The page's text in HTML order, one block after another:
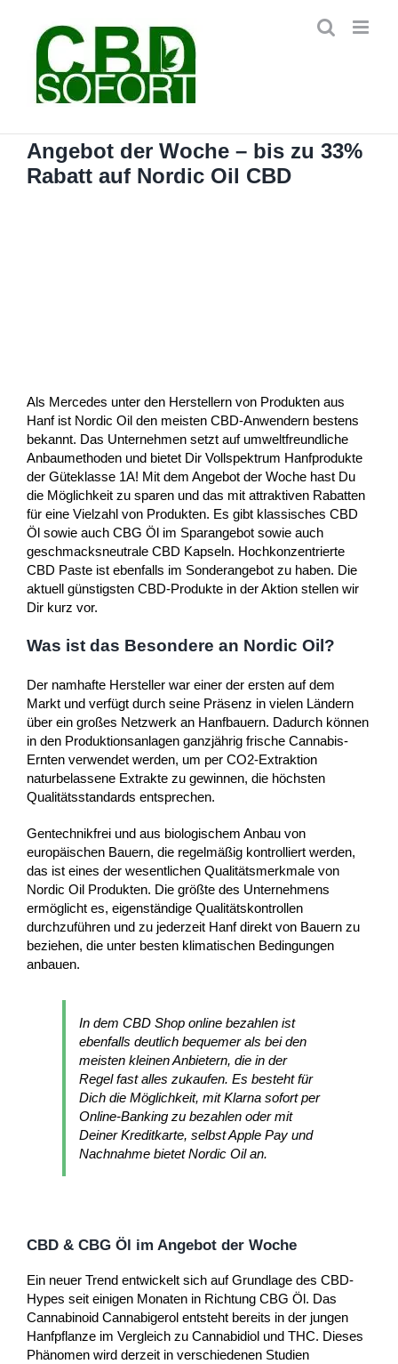
springen
Angebot der Woche – bis zu 33%
Rabatt auf Nordic Oil CBD
Als Mercedes unter den Herstellern von Produkten aus
Hanf ist Nordic Oil den meisten CBD-Anwendern bestens
bekannt. Das Unternehmen setzt auf umweltfreundliche
Anbaumethoden und bietet Dir Vollspektrum Hanfprodukte
der Güteklasse 1A! Mit dem Angebot der Woche hast Du
die Möglichkeit zu sparen und das mit attraktiven Rabatten
für eine Vielzahl von Produkten. Es gibt klassisches CBD
Öl sowie auch CBG Öl im Sparangebot sowie auch
geschmacksneutrale CBD Kapseln. Hochkonzentrierte
CBD Paste ist ebenfalls im Sonderangebot zu haben. Die
aktuell günstigsten CBD-Produkte in der Aktion stellen wir
Dir kurz vor.
Was ist das Besondere an Nordic Oil?
Der namhafte Hersteller war einer der ersten auf dem
Markt und verfügt durch seine Präsenz in vielen Ländern
über ein großes Netzwerk an Hanfbauern. Dadurch können
in den Produktionsanlagen ganzjährig frische Cannabis-
Ernten verwendet werden, um per CO2-Extraktion
naturbelassene Extrakte zu gewinnen, die höchsten
Qualitätsstandards entsprechen.
Gentechnikfrei und aus biologischem Anbau von
europäischen Bauern, die regelmäßig kontrolliert werden,
das ist eines der wesentlichen Qualitätsmerkmale von
Nordic Oil Produkten. Die größte des Unternehmens
ermöglicht es, eigenständige Qualitätskontrollen
durchzuführen und zu jederzeit Hanf direkt von Bauern zu
beziehen, die unter besten klimatischen Bedingungen
anbauen.
In dem CBD Shop online bezahlen ist
ebenfalls deutlich bequemer als bei den
meisten kleinen Anbietern, die in der
Regel fast alles zukaufen. Es besteht für
Dich die Möglichkeit, mit Klarna sofort per
Online-Banking zu bezahlen oder mit
Deiner Kreditkarte, selbst Apple Pay und
Nachnahme bietet Nordic Oil an.
CBD & CBG Öl im Angebot der Woche
Ein neuer Trend entwickelt sich auf Grundlage des CBD-
Hypes seit einigen Monaten in Richtung CBG Öl. Das
Cannabinoid Cannabigerol entsteht bereits in der jungen
Hanfpflanze im Vergleich zu Cannabidiol und THC. Dieses
Phänomen wird derzeit in verschiedenen Studien